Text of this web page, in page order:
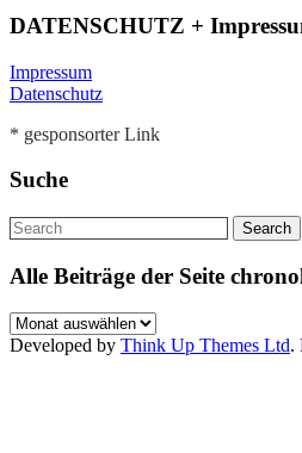
DATENSCHUTZ +
Impressum
Datenschutz
* gesponsorter Link
Suche
Alle Beiträge der Seite
Alle
Beiträge
Developed by Think Up Themes Ltd.